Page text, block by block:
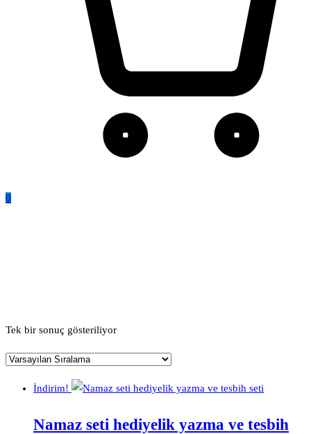
0
Tek bir sonuç gösteriliyor
İndirim!
Namaz seti hediyelik yazma ve tesbih